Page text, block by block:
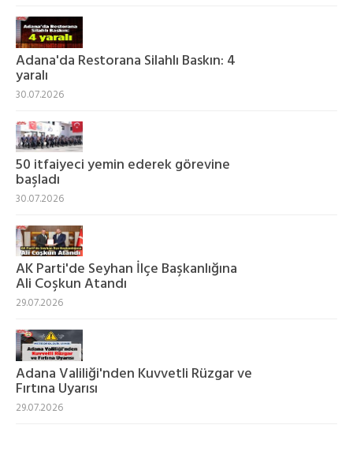
Adana'da Restorana Silahlı Baskın: 4
yaralı
30.07.2026
50 itfaiyeci yemin ederek görevine
başladı
30.07.2026
AK Parti'de Seyhan İlçe Başkanlığına
Ali Coşkun Atandı
29.07.2026
Adana Valiliği'nden Kuvvetli Rüzgar ve
Fırtına Uyarısı
29.07.2026